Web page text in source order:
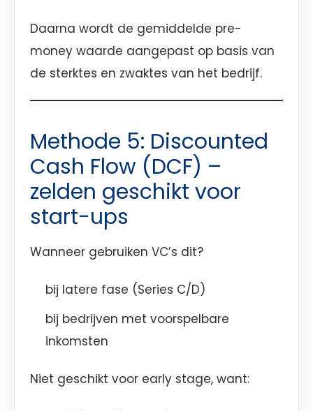
Daarna wordt de gemiddelde pre-
money waarde aangepast op basis van
de sterktes en zwaktes van het bedrijf.
Methode 5: Discounted
Cash Flow (DCF) –
zelden geschikt voor
start-ups
Wanneer gebruiken VC’s dit?
bij latere fase (Series C/D)
bij bedrijven met voorspelbare
inkomsten
Niet geschikt voor early stage, want: